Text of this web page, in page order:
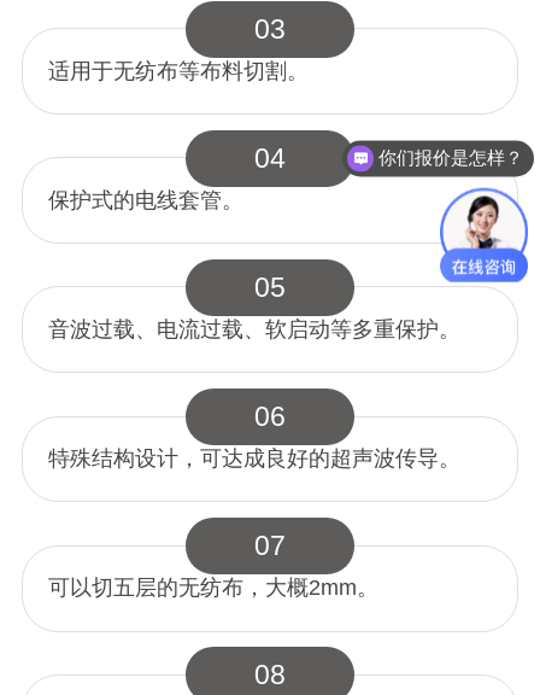
03
适用于无纺布等布料切割。
04
保护式的电线套管。
05
音波过载、电流过载、软启动等多重保护。
06
特殊结构设计，可达成良好的超声波传导。
07
可以切五层的无纺布，大概2mm。
08
你们报价是怎样？